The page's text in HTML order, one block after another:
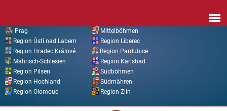
Prag
Mittelböhmen
Region Ústí nad Labem
Region Liberec
Region Hradec Králové
Region Pardubice
Mährisch-Schlesien
Region Karlsbad
Region Pilsen
Südböhmen
Region Hochland
Südmähren
Region Olomouc
Region Zlín